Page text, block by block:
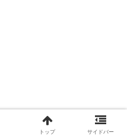
トップ サイドバー